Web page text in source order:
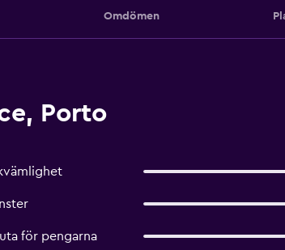
Omdömen
Porto
för pengarna